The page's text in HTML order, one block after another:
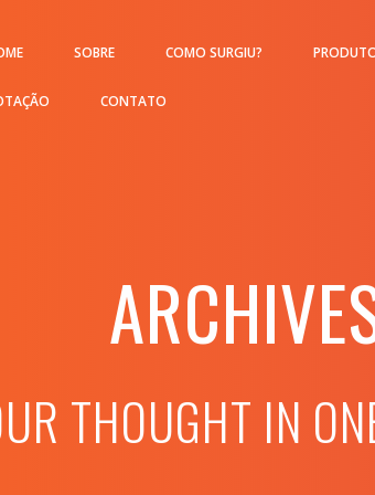
SOBRE COMO SURGIU?
CONTATO
THOUGHT IN